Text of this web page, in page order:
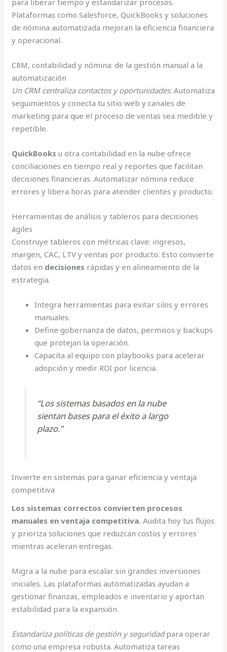
Plataformas como Salesforce, QuickBooks y soluciones
de nómina automatizada mejoran la eficiencia financiera
y operacional.
CRM, contabilidad y nómina: de la gestión manual a la
automatización
Un CRM centraliza contactos y oportunidades. Automatiza
seguimientos y conecta tu sitio web y canales de
marketing para que el proceso de ventas sea medible y
repetible.
QuickBooks u otra contabilidad en la nube ofrece
conciliaciones en tiempo real y reportes que facilitan
decisiones financieras. Automatizar nómina reduce
errores y libera horas para atender clientes y producto.
Herramientas de análisis y tableros para decisiones
ágiles
Construye tableros con métricas clave: ingresos,
margen, CAC, LTV y ventas por producto. Esto convierte
datos en decisiones rápidas y en alineamiento de la
estrategia.
Integra herramientas para evitar silos y errores
manuales.
Define gobernanza de datos, permisos y backups
que protejan la operación.
Capacita al equipo con playbooks para acelerar
adopción y medir ROI por licencia.
“Los sistemas basados en la nube
sientan bases para el éxito a largo
plazo.”
Invierte en sistemas para ganar eficiencia y ventaja
competitiva
Los sistemas correctos convierten procesos
manuales en ventaja competitiva. Audita hoy tus flujos
y prioriza soluciones que reduzcan costos y errores
mientras aceleran entregas.
Migra a la nube para escalar sin grandes inversiones
iniciales. Las plataformas automatizadas ayudan a
gestionar finanzas, empleados e inventario y aportan
estabilidad para la expansión.
Estandariza políticas de gestión y seguridadpara operar
como una empresa robusta. Automatiza tareas